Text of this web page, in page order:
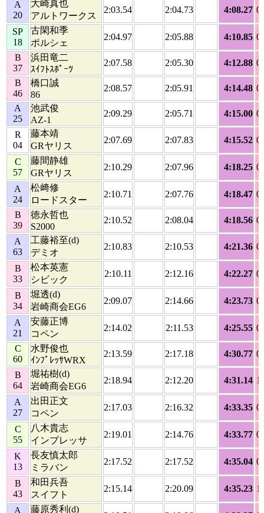
A
20
大崎真也
アルトワークス
2:03.54 2:04.73 4:08.27
SP
18
古閑和季
ポルシェ
2:04.97 2:05.88 4:10.85
B
37
浜田竜二
ｽｲﾌﾄｽﾎﾟｰﾂ
2:07.58 2:05.30 4:12.88
B
46
橋口誠
86
2:08.57 2:05.91 4:14.48
A
25
池武俊
AZ-1
2:09.29 2:05.71 4:15.00
R
04
藤本靖
GRヤリス
2:07.69 2:07.83 4:15.52
C
57
藤間静雄
GRヤリス
2:10.29 2:07.96 4:18.25
A
24
松﨑修
ロードスター
2:10.71 2:07.76 4:18.47
B
39
徳永哲也
S2000
2:10.52 2:08.04 4:18.56
A
63
工藤裕至(d)
デミオ
2:10.83 2:10.53 4:21.36
B
33
松本英憲
シビック
2:10.11 2:12.16 4:22.27
B
34
堀透(d)
岩崎商会EG6
2:09.07 2:14.66 4:23.73
A
21
安藤正博
コペン
2:14.02 2:11.53 4:25.55
C
60
水野俊也
ｲﾝﾌﾟﾚｯｻWRX
2:13.59 2:17.18 4:30.77
B
64
堀祐樹(d)
岩崎商会EG6
2:18.94 2:12.20 4:31.14
A
27
出田正文
コペン
2:17.03 2:16.32 4:33.35
C
55
八木貴志
インプレッサ
2:19.01 2:14.76 4:33.77
K
13
長友慎太郎
ミラバン
2:17.52 2:17.52 4:35.04
B
43
和田兵吾
スイフト
2:15.14 2:20.09 4:35.23
A
藤原秀利(d)